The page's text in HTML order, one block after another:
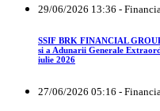
29/06/2026 13:36 -
SSIF BRK FINANCIAL
si a Adunarii Generale
iulie 2026
27/06/2026 05:16 -